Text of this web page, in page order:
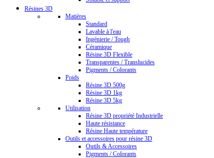
Résines 3D
Matières
Standard
Lavable à l'eau
Ingénierie / Tough
Céramique
Résine 3D Flexible
Transparentes / Translucides
Pigments / Colorants
Poids
Résine 3D 500g
Résine 3D 1kg
Résine 3D 5kg
Utilisation
Résine 3D propriété Industrielle
Haute résistance
Résine Haute température
Outils et accessoires pour résine 3D
Outils & Accessoires
Pigments / Colorants